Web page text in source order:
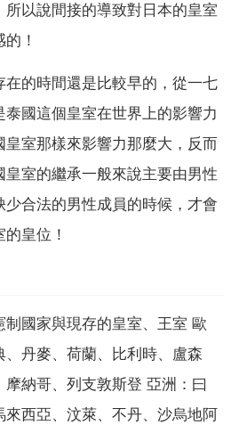
以說間接的導致對日本的皇室
！
的時間還是比較早的，從一七
泰國這個皇室在世界上的影響力
皇室那樣來影響力那麼大，反而
室的繼承一般來說主要由男性
合法的男性成員的時候，才會
皇位！
制國家與現存的皇室、王室 歐
丹麥、荷蘭、比利時、盧森
納哥、列支敦斯登 亞洲：曰
西亞、汶萊、不丹、沙烏地阿